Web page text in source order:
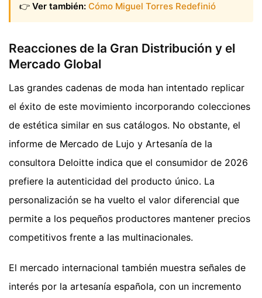
👉 Ver también: Cómo Miguel Torres Redefinió
Reacciones de la Gran Distribución y el
Mercado Global
Las grandes cadenas de moda han intentado replicar
el éxito de este movimiento incorporando colecciones
de estética similar en sus catálogos. No obstante, el
informe de Mercado de Lujo y Artesanía de la
consultora Deloitte indica que el consumidor de 2026
prefiere la autenticidad del producto único. La
personalización se ha vuelto el valor diferencial que
permite a los pequeños productores mantener precios
competitivos frente a las multinacionales.
El mercado internacional también muestra señales de
interés por la artesanía española, con un incremento